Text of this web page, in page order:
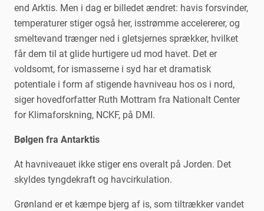
end Arktis. Men i dag er billedet ændret: havis forsvinder,
temperaturer stiger også her, isstrømme accelererer, og
smeltevand trænger ned i gletsjernes sprækker, hvilket
får dem til at glide hurtigere ud mod havet. Det er
voldsomt, for ismasserne i syd har et dramatisk
potentiale i form af stigende havniveau hos os i nord,
siger hovedforfatter Ruth Mottram fra Nationalt Center
for Klimaforskning, NCKF, på DMI.
Bølgen fra Antarktis
At havniveauet ikke stiger ens overalt på Jorden. Det
skyldes tyngdekraft og havcirkulation.
Grønland er et kæmpe bjerg af is, som tiltrækker vandet